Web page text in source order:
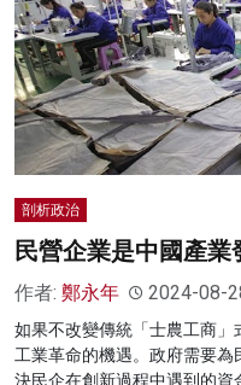
剖析政治
民營企業是中國產業
作者: 鄭永年 2024-08-
如果不改變傳統「士農工商
工業革命的機遇。政府需要
決民企在創新過程中遇到的資